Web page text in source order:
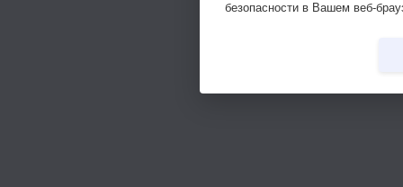
безопасности в Вашем веб-